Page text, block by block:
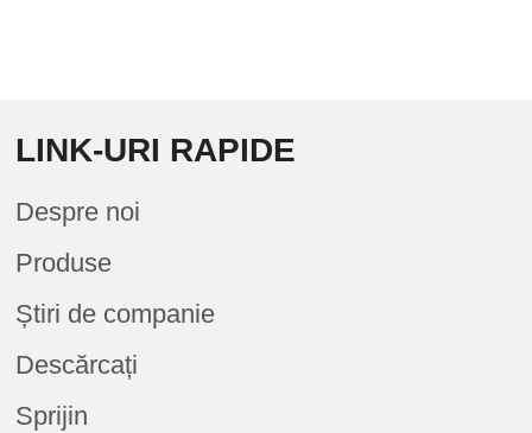
LINK-URI RAPIDE
Despre noi
Produse
Știri de companie
Descărcați
Sprijin